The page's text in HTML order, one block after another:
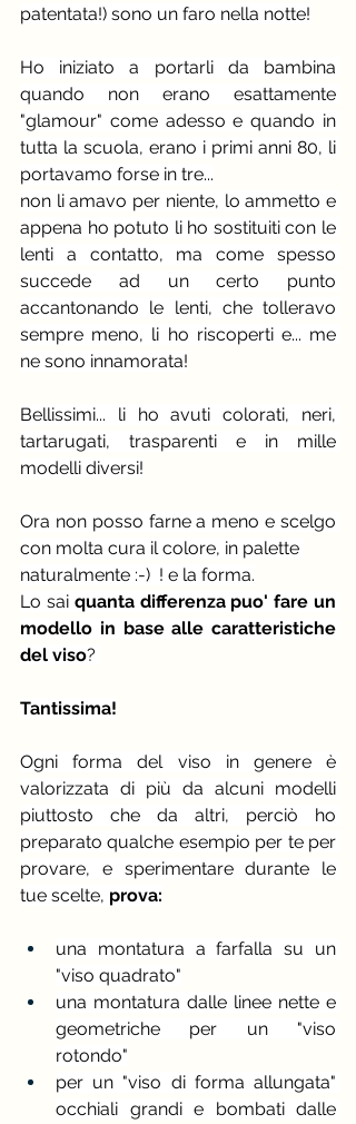
patentata!) sono un faro nella notte!
Ho iniziato a portarli da bambina
quando non erano esattamente
"glamour" come adesso e quando in
tutta la scuola, erano i primi anni 80, li
portavamo forse in tre...
non li amavo per niente, lo ammetto e
appena ho potuto li ho sostituiti con le
lenti a contatto, ma come spesso
succede ad un certo punto
accantonando le lenti, che tolleravo
sempre meno, li ho riscoperti e... me
ne sono innamorata!
Bellissimi... li ho avuti colorati, neri,
tartarugati, trasparenti e in mille
modelli diversi!
Ora non posso farne a meno e scelgo
con molta cura il colore, in palette
naturalmente :-)  ! e la forma.
Lo sai quanta differenza puo' fare un
modello in base alle caratteristiche
del viso?
Tantissima!
Ogni forma del viso in genere è
valorizzata di più da alcuni modelli
piuttosto che da altri, perciò ho
preparato qualche esempio per te per
provare, e sperimentare durante le
tue scelte, prova:
una montatura a farfalla su un
"viso quadrato"
una montatura dalle linee nette e
geometriche per un "viso
rotondo"
per un "viso di forma allungata"
occhiali grandi e bombati dalle